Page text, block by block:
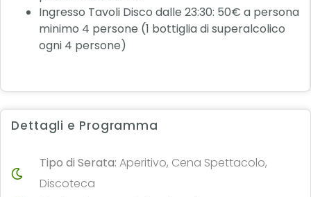
Ingresso Tavoli Disco dalle 23:30: 50€ a persona
minimo 4 persone (1 bottiglia di superalcolico
ogni 4 persone)
Dettagli e Programma
Tipo di Serata:Aperitivo, Cena Spettacolo,
Discoteca